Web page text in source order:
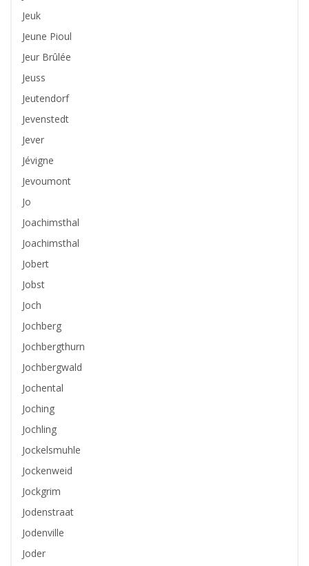
Jeuk
Jeune Pioul
Jeur Brûlée
Jeuss
Jeutendorf
Jevenstedt
Jever
Jévigne
Jevoumont
Jo
Joachimsthal
Joachimsthal
Jobert
Jobst
Joch
Jochberg
Jochbergthurn
Jochbergwald
Jochental
Joching
Jochling
Jockelsmuhle
Jockenweid
Jockgrim
Jodenstraat
Jodenville
Joder